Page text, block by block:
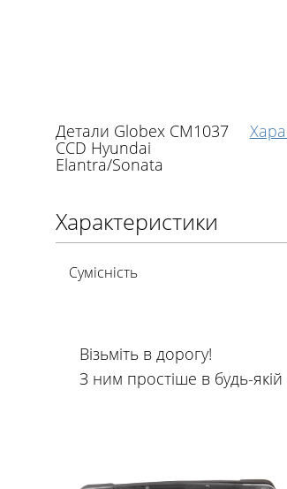
Детали Globex CM1037
CCD Hyundai
Elantra/Sonata
Характеристики
Сумісність
Візьміть в дорогу!
З ним простіше в будь-якій